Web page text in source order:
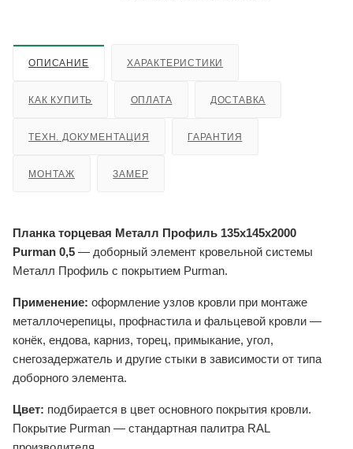
ОПИСАНИЕ ХАРАКТЕРИСТИКИ
КАК КУПИТЬ ОПЛАТА ДОСТАВКА
ТЕХН. ДОКУМЕНТАЦИЯ ГАРАНТИЯ
МОНТАЖ ЗАМЕР
Планка торцевая Металл Профиль 135x145x2000
Purman 0,5 — доборный элемент кровельной системы
Металл Профиль с покрытием Purman.
Применение: оформление узлов кровли при монтаже
металлочерепицы, профнастила и фальцевой кровли —
конёк, ендова, карниз, торец, примыкание, угол,
снегозадержатель и другие стыки в зависимости от типа
доборного элемента.
Цвет: подбирается в цвет основного покрытия кровли.
Покрытие Purman — стандартная палитра RAL